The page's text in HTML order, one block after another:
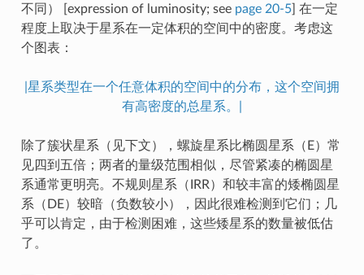
不同） [expression of luminosity; see page 20-5] 在一定
程度上取决于星系在一定体积的空间中的密度。考虑这
个图表：
|星系类型在一个任意体积的空间中的分布，这个空间拥
有高密度的总星系。|
除了簇状星系（见下文），螺旋星系比椭圆星系（E）常
见四到五倍；两者的量级范围相似，尽管紧凑的椭圆星
系通常更明亮。不规则星系（IRR）和较丰富的矮椭圆星
系（DE）较暗（负数较小），因此很难检测到它们；几
乎可以肯定，由于检测困难，这些矮星系的数量被低估
了。